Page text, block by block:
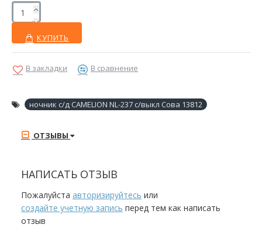
КУПИТЬ
В закладки В сравнение
ночник с/д CAMELION NL-237 с/выкл Сова 13812
ОТЗЫВЫ
НАПИСАТЬ ОТЗЫВ
Пожалуйста авторизируйтесь или
создайте учетную запись перед тем как написать
отзыв